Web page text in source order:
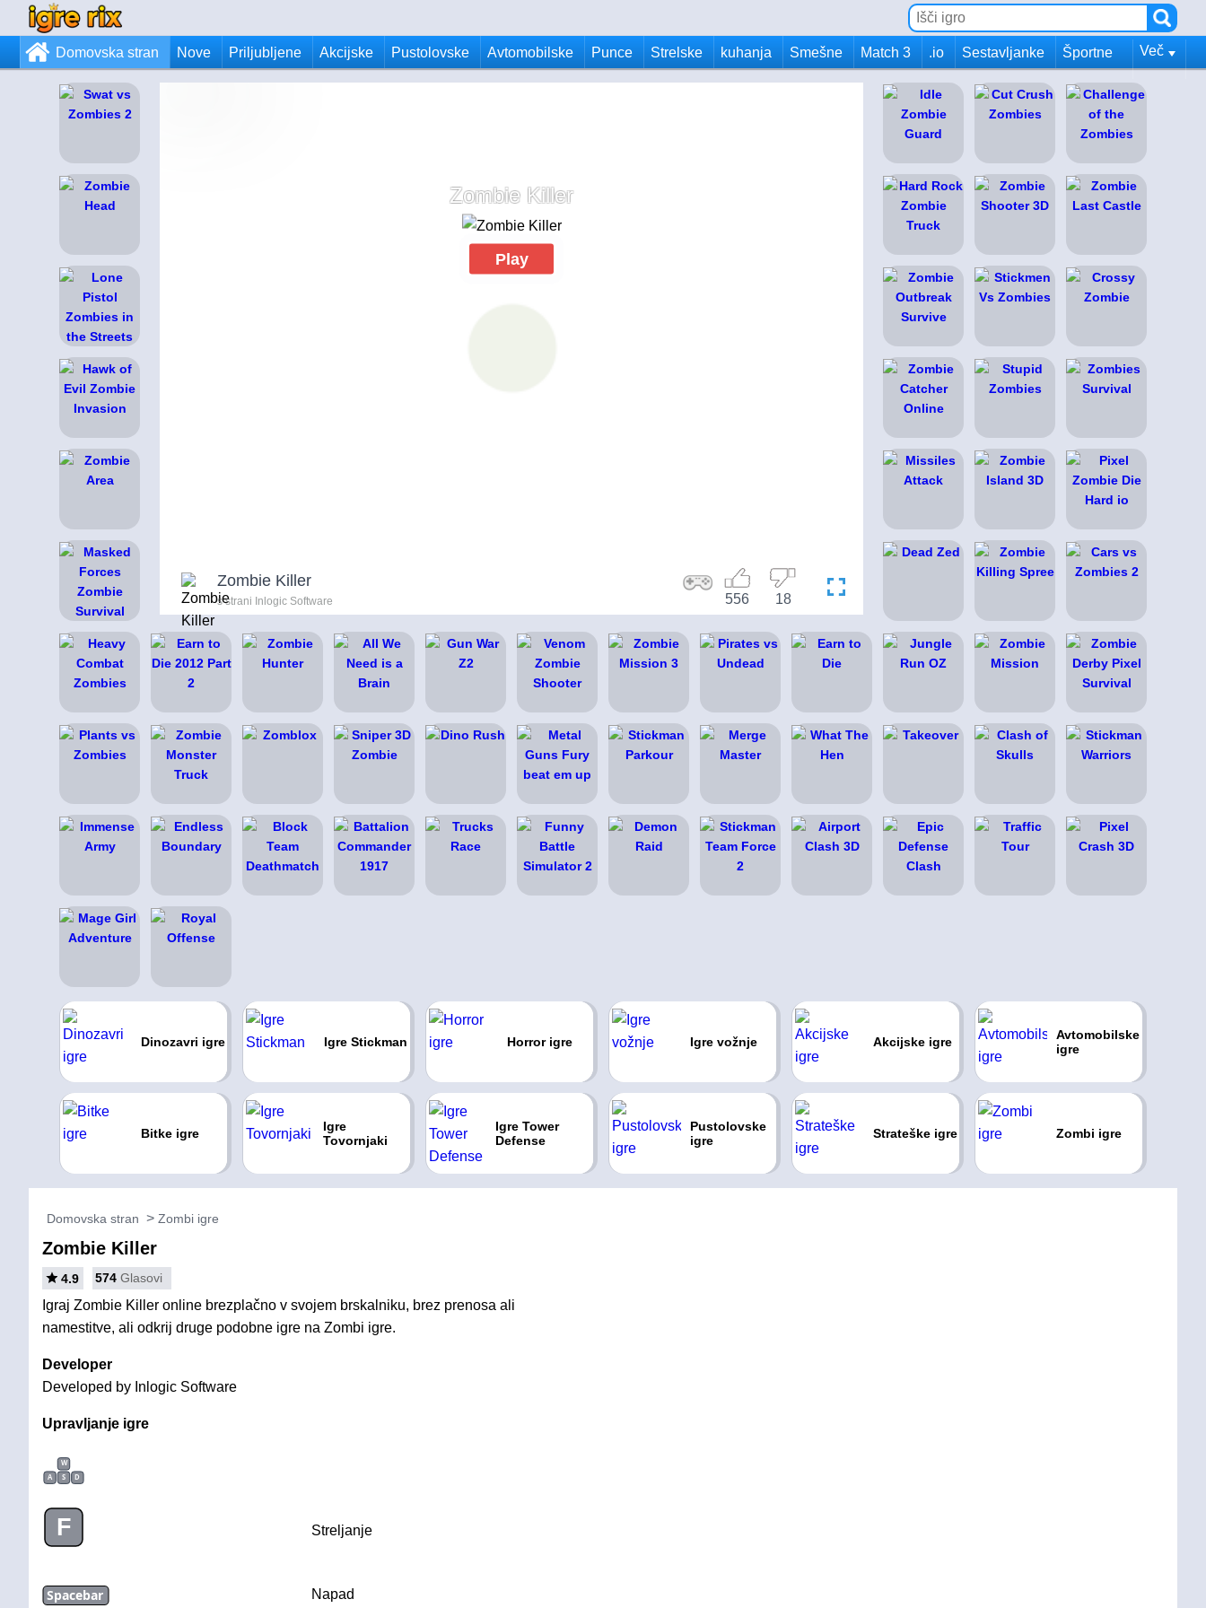
Domovska stran Nove Priljubljene Akcijske Pustolovske Avtomobilske Punce Strelske kuhanja Smešne Match 3 .io Sestavljanke Športne Več
Zombie Killer
Play
Zombie Killer
s strani Inlogic Software 18
556
Dinozavri igre Igre Stickman Horror igre Igre vožnje Akcijske igre
Avtomobilske
igre
Bitke igre
Igre
Tovornjaki
Igre Tower
Defense
Pustolovske
igre
Strateške igre Zombi igre
Domovska stran Zombi igre
Zombie Killer
4.9 574 Glasovi
Igraj Zombie Killer online brezplačno v svojem brskalniku, brez prenosa ali
namestitve, ali odkrij druge podobne igre na Zombi igre.
Developer
Developed by Inlogic Software
Upravljanje igre
W
A
S D
F Streljanje
Spacebar Napad